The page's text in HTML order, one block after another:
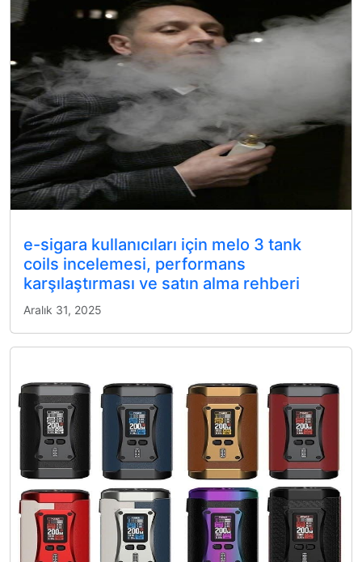
e-sigara kullanıcıları için melo 3 tank
coils incelemesi, performans
karşılaştırması ve satın alma rehberi
Aralık 31, 2025